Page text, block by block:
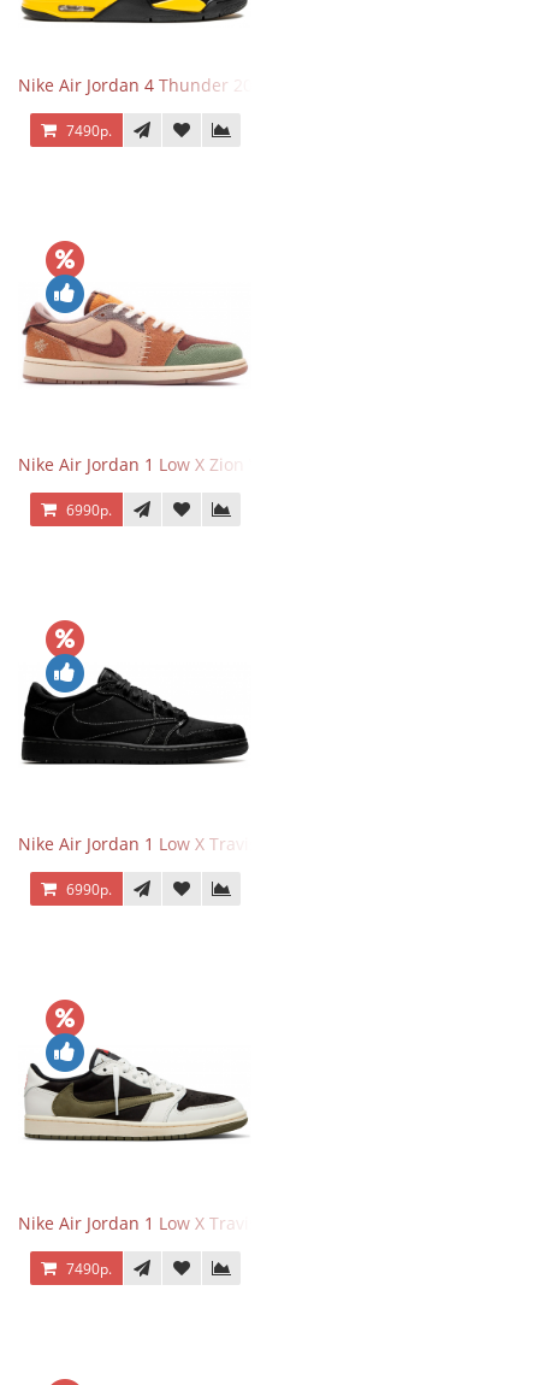
Nike Air Jordan 4 Thunder 2023
7490р.
Nike Air Jordan 1 Low X Zion Williamson Voodoo
6990р.
Nike Air Jordan 1 Low X Travis Scott Black Phantom
6990р.
Nike Air Jordan 1 Low X Travis Scott Olive
7490р.